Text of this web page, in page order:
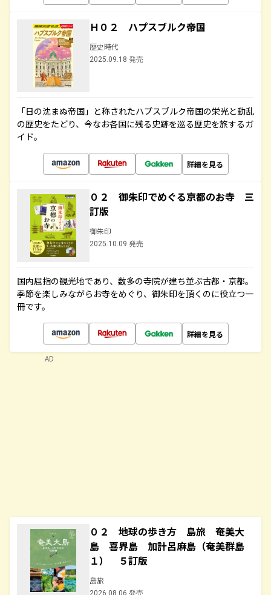
Ｈ０２ ハプスブルク帝国
歴史時代
2025.09.18 発売
「日の沈まぬ帝国」と称されたハプスブルク帝国の栄光と動乱
の歴史をたどり、今なお各国に残る史跡を巡る歴史を旅するガ
イド。
詳細を見る
０２ 御朱印でめぐる京都のお寺 三
訂版
御朱印
2025.10.09 発売
国内屈指の観光地であり、数多の寺院が建ち並ぶ古都・京都。
季節を楽しみながらお寺をめぐり、御朱印を頂くのに役立つ一
冊です。
詳細を見る
０２ 地球の歩き方 島旅 奄美大
島 喜界島 加計呂麻島（奄美群島
１） ５訂版
島旅
2026.08.06 発売
AD